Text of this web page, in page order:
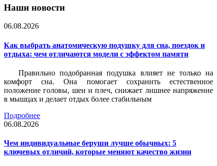
Наши новости
06.08.2026
Как выбрать анатомическую подушку для сна, поездок и
отдыха: чем отличаются модели с эффектом памяти
Правильно подобранная подушка влияет не только на
комфорт сна. Она помогает сохранить естественное
положение головы, шеи и плеч, снижает лишнее напряжение
в мышцах и делает отдых более стабильным
Подробнее
06.08.2026
Чем индивидуальные беруши лучше обычных: 5
ключевых отличий, которые меняют качество жизни